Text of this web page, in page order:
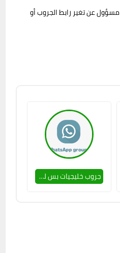
عن تغير رابط الجروب أو
جروب خليجيات بس للنساء 🔥🥵